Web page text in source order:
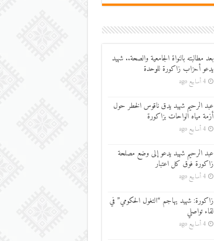
بعد مطالبته بالنواة الجامعية والصحة.. شهيد
يدعو أحزاب زاكورة للوحدة
4 أسابيع ago
عبد الرحيم شهيد يدق ناقوس الخطر حول
أزمة مياه الواحات بزاكورة
4 أسابيع ago
عبد الرحيم شهيد يدعو إلى وضع مصلحة
زاكورة فوق كل اعتبار
4 أسابيع ago
زاكورة: شهيد يهاجم “التغول الحكومي” في
لقاء تواصلي
4 أسابيع ago